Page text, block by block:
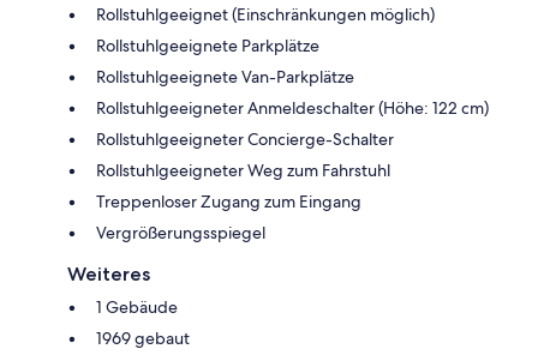
Rollstuhlgeeignet (Einschränkungen möglich)
Rollstuhlgeeignete Parkplätze
Rollstuhlgeeignete Van-Parkplätze
Rollstuhlgeeigneter Anmeldeschalter (Höhe: 122 cm)
Rollstuhlgeeigneter Concierge-Schalter
Rollstuhlgeeigneter Weg zum Fahrstuhl
Treppenloser Zugang zum Eingang
Vergrößerungsspiegel
Weiteres
1 Gebäude
1969 gebaut